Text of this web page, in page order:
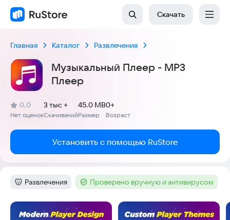
Скачать
Главная Каталог Развлечения
Музыкальный Плеер - MP3
Плеер
Рейтинг:
0,0
(
Нет оценок
)
Скачиваний
3 тыс +
Размер
45.0 MB
Возраст
0+
Установить с помощью RuStore
Категория:
Развлечения Тег :Проверено вручную и антивирусом
Скриншоты